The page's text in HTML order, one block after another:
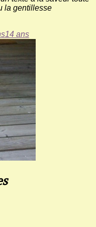
la gentillesse
14 ans